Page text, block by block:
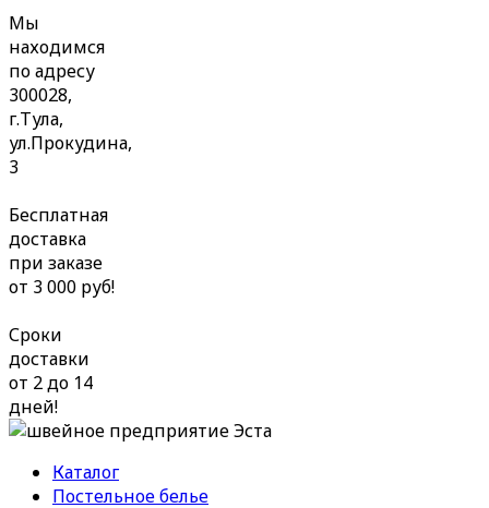
Мы
находимся
по адресу
300028,
г.Тула,
ул.Прокудина,
3
Бесплатная
доставка
при заказе
от 3 000 руб!
Сроки
доставки
от 2 до 14
дней!
Каталог
Постельное белье